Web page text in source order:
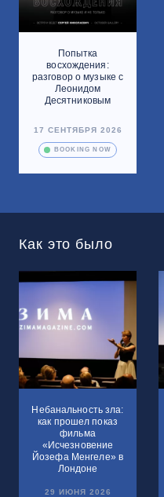
Попытка
восхождения:
разговор о музыке с
Леонидом
Десятниковым
17 СЕНТЯБРЯ 2026
BOOKING NOW
Как это было
Небанальность зла:
как прошел показ
фильма
«Исчезновение
Йозефа Менгеле» в
Лондоне
29 ИЮНЯ 2026